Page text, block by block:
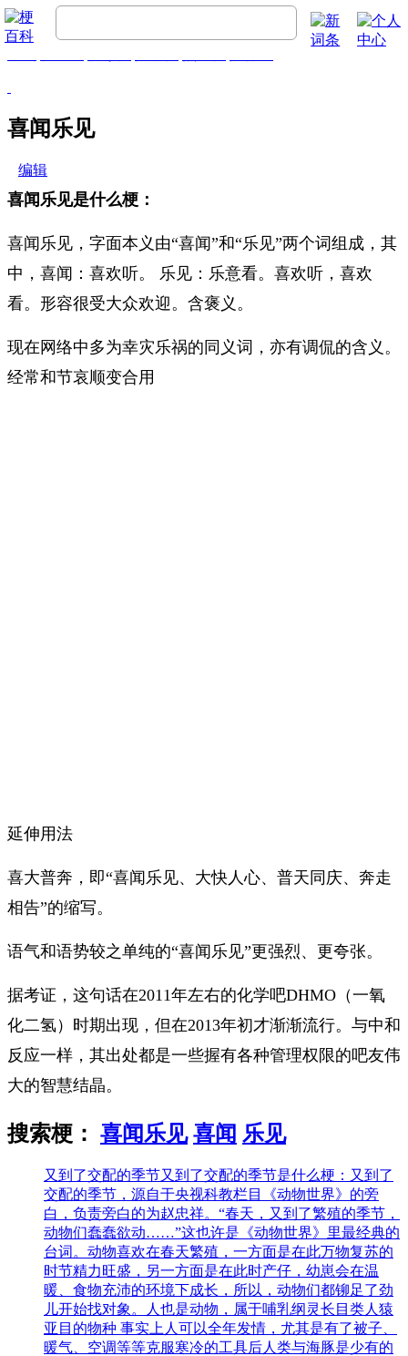
喜闻乐见
编辑
喜闻乐见是什么梗：
喜闻乐见，字面本义由“喜闻”和“乐见”两个词组成，其
中，喜闻：喜欢听。 乐见：乐意看。喜欢听，喜欢
看。形容很受大众欢迎。含褒义。
现在网络中多为幸灾乐祸的同义词，亦有调侃的含义。
经常和节哀顺变合用
延伸用法
喜大普奔，即“喜闻乐见、大快人心、普天同庆、奔走
相告”的缩写。
语气和语势较之单纯的“喜闻乐见”更强烈、更夸张。
据考证，这句话在2011年左右的化学吧DHMO（一氧
化二氢）时期出现，但在2013年初才渐渐流行。与中和
反应一样，其出处都是一些握有各种管理权限的吧友伟
大的智慧结晶。
搜索梗： 喜闻乐见 喜闻 乐见
又到了交配的季节又到了交配的季节是什么梗：又到了
交配的季节，源自于央视科教栏目《动物世界》的旁
白，负责旁白的为赵忠祥。“春天，又到了繁殖的季节，
动物们蠢蠢欲动……”这也许是《动物世界》里最经典的
台词。动物喜欢在春天繁殖，一方面是在此万物复苏的
时节精力旺盛，另一方面是在此时产仔，幼崽会在温
暖、食物充沛的环境下成长，所以，动物们都铆足了劲
儿开始找对象。人也是动物，属于哺乳纲灵长目类人猿
亚目的物种 事实上人可以全年发情，尤其是有了被子、
暖气、空调等等克服寒冷的工具后人类与海豚是少有的